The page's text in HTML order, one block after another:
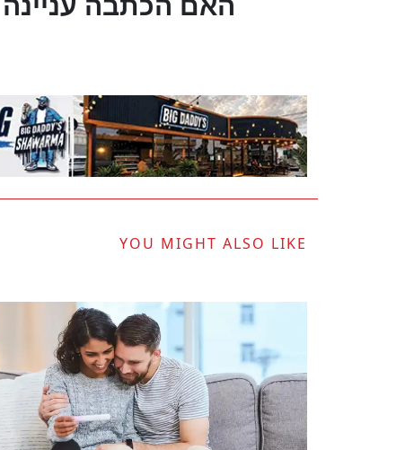
YOU MIGHT ALSO LIKE